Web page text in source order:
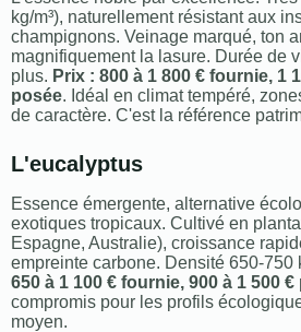
kg/m³), naturellement résistant aux
champignons. Veinage marqué, ton
magnifiquement la lasure. Durée de
plus. Prix : 800 à 1 800 € fournie, 1
posée. Idéal en climat tempéré,
de caractère. C'est la référence
L'eucalyptus
Essence émergente, alternative
exotiques tropicaux. Cultivé en
Espagne, Australie), croissance
empreinte carbone. Densité 650-750
650 à 1 100 € fournie, 900 à 1 500 €
compromis pour les profils
moyen.